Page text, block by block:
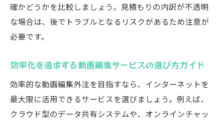
確かどうかを比較しましょう。見積もりの内訳が不透明
な場合は、後でトラブルとなるリスクがあるため注意が
必要です。
効率化を追求する動画編集サービスの選び方ガイド
効率的な動画編集外注を目指すなら、インターネットを
最大限に活用できるサービスを選びましょう。例えば、
クラウド型のデータ共有システムや、オンラインチャッ